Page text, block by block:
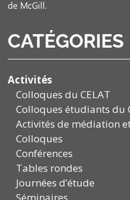
de McGill.
CATÉGORIES
Activités
Colloques du CELAT
Colloques étudiants du
Activités de médiation
Colloques
Conférences
Tables rondes
Journées d’étude